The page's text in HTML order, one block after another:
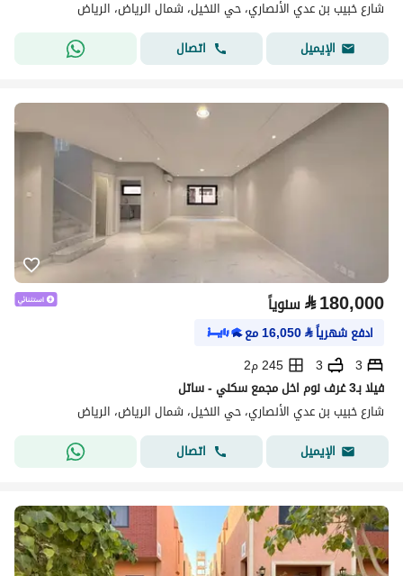
شارع خبيب بن عدي الأنصاري، حي النخيل، شمال الرياض، الرياض
الإيميل
اتصال
⃁180,000 سنوياً
ادفع شهرياً⃁
16,050مع
3
3
245 م2
فيلا بـ3 غرف نوم اخل مجمع سكني - ساتل
شارع خبيب بن عدي الأنصاري، حي النخيل، شمال الرياض، الرياض
الإيميل
اتصال